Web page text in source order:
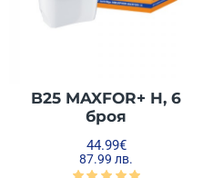
B25 MAXFOR+ H, 6
броя
44.99€
87.99 лв.